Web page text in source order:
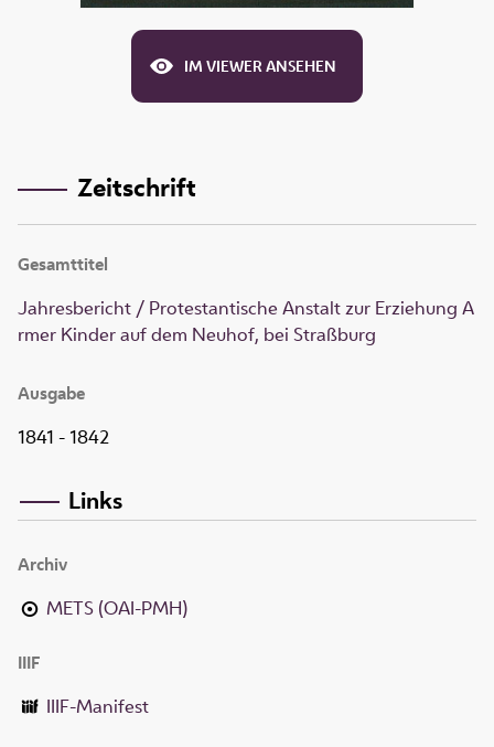
IM VIEWER ANSEHEN
Zeitschrift
Gesamttitel
Jahresbericht / Protestantische Anstalt zur Erziehung A
rmer Kinder auf dem Neuhof, bei Straßburg
Ausgabe
1841 - 1842
Links
Archiv
METS (OAI-PMH)
IIIF
IIIF-Manifest